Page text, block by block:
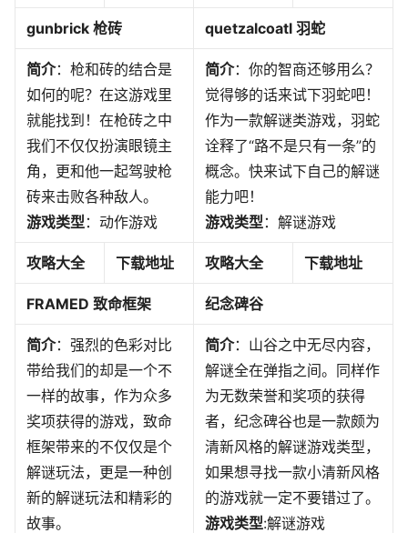
gunbrick 枪砖 quetzalcoatl 羽蛇
简介：枪和砖的结合是
如何的呢？在这游戏里
就能找到！在枪砖之中
我们不仅仅扮演眼镜主
角，更和他一起驾驶枪
砖来击败各种敌人。
游戏类型 ：动作游戏
简介：你的智商还够用么？
觉得够的话来试下羽蛇吧！
作为一款解谜类游戏，羽蛇
诠释了“路不是只有一条”的
概念。快来试下自己的解谜
能力吧！
游戏类型 ：解谜游戏
攻略大全 下载地址 攻略大全 下载地址
FRAMED 致命框架 纪念碑谷
简介：强烈的色彩对比
带给我们的却是一个不
一样的故事，作为众多
奖项获得的游戏，致命
框架带来的不仅仅是个
解谜玩法，更是一种创
新的解谜玩法和精彩的
故事。
简介：山谷之中无尽内容，
解谜全在弹指之间。同样作
为无数荣誉和奖项的获得
者，纪念碑谷也是一款颇为
清新风格的解谜游戏类型，
如果想寻找一款小清新风格
的游戏就一定不要错过了。
游戏类型:解谜游戏